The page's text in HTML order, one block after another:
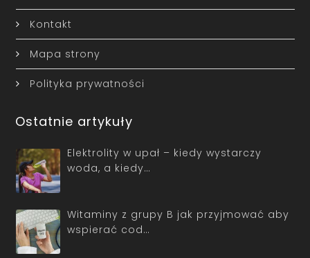
Kontakt
Mapa strony
Polityka prywatności
Ostatnie artykuły
Elektrolity w upał – kiedy wystarczy
woda, a kiedy…
Witaminy z grupy B jak przyjmować aby
wspierać cod…